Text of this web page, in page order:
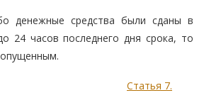
денежные средства были сданы в
24 часов последнего дня срока, то
Статья 7.